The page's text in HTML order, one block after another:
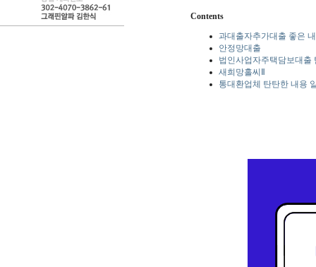
Contents
과대출자추가대출 좋은
안정망대출
법인사업자주택담보대출
새희망홀씨Ⅱ
통대환업체 탄탄한 내용